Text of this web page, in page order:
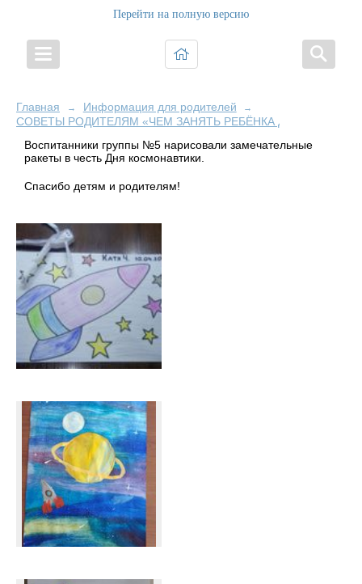
Перейти на полную версию
Главная → Информация для родителей →
СОВЕТЫ РОДИТЕЛЯМ «ЧЕМ ЗАНЯТЬ РЕБЁНКА ДОМА ВО
Воспитанники группы №5 нарисовали замечательные
ракеты в честь Дня космонавтики.
Спасибо детям и родителям!